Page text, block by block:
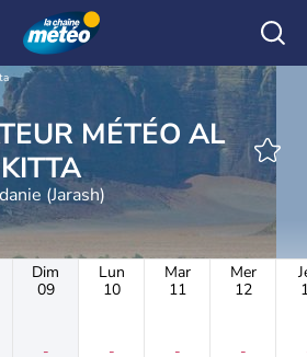
MÉTÉO AL
KITTA
(Jarash)
Dim
09
-
Lun
10
-
Mar
11
-
Mer
12
-